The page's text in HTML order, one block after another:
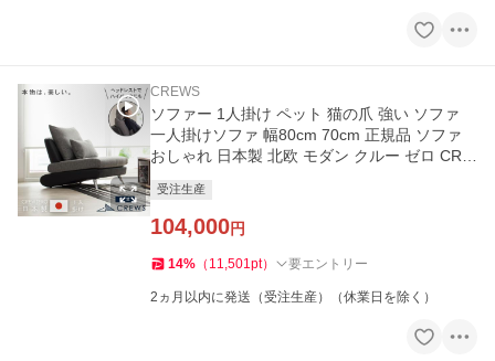
CREWS
ソファー 1人掛け ペット 猫の爪 強い ソファ
一人掛けソファ 幅80cm 70cm 正規品 ソファ
おしゃれ 日本製 北欧 モダン クルー ゼロ CRE
受注生産
104,000円
14% （ 11,501pt） 要エントリー
2ヵ月以内に発送（受注生産）（休業日を除く）